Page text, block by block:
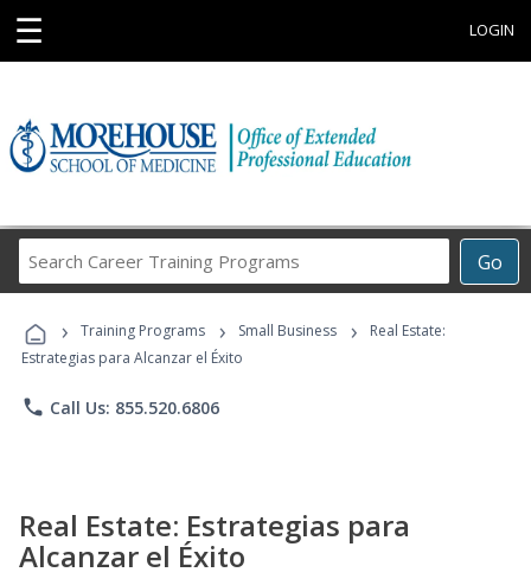
☰ LOGIN
Go
Career
Programs
› Training Programs › Small Business ›
Real Estate:
Estrategias para Alcanzar el Éxito
phone Call Us: 855.520.6806
Real Estate: Estrategias para
Alcanzar el Éxito